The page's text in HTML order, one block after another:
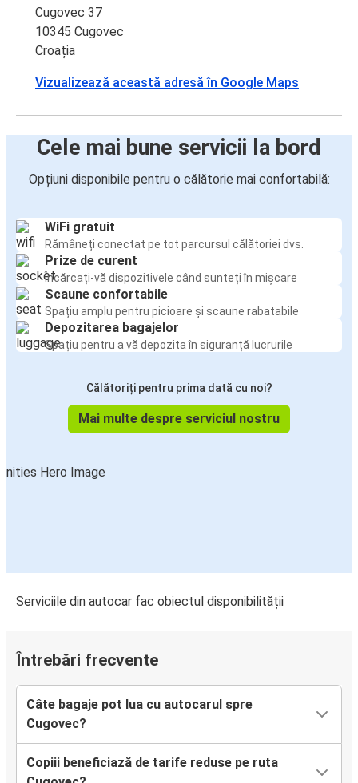
Cugovec 37
10345 Cugovec
Croația
Vizualizează această adresă în Google Maps
Cele mai bune servicii la bord
Opțiuni disponibile pentru o călătorie mai confortabilă:
WiFi gratuit
Rămâneți conectat pe tot parcursul călătoriei dvs.
Prize de curent
Încărcați-vă dispozitivele când sunteți în mișcare
Scaune confortabile
Spațiu amplu pentru picioare și scaune rabatabile
Depozitarea bagajelor
Spațiu pentru a vă depozita în siguranță lucrurile
Călătoriți pentru prima dată cu noi?
Mai multe despre serviciul nostru
Serviciile din autocar fac obiectul disponibilității
Întrebări frecvente
Câte bagaje pot lua cu autocarul spre
Cugovec?
Copiii beneficiază de tarife reduse pe ruta